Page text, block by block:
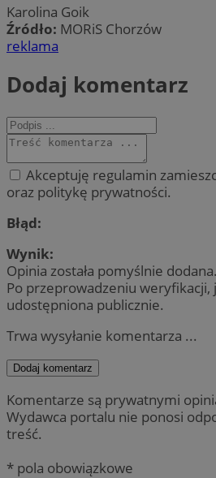
Karolina Goik
Źródło: MORiS Chorzów
reklama
Dodaj komentarz
Akceptuję regulamin
oraz politykę prywatności.
Błąd:
Wynik:
Opinia została pomyślnie dodana.
Po przeprowadzeniu weryfikacji,
udostępniona publicznie.
Trwa wysyłanie komentarza ...
Dodaj komentarz
Komentarze są prywatnymi
Wydawca portalu nie ponosi
treść.
* pola obowiązkowe